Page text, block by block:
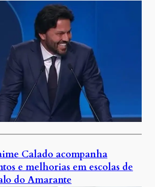
Calado acompanha
e melhorias em escolas de
do Amarante